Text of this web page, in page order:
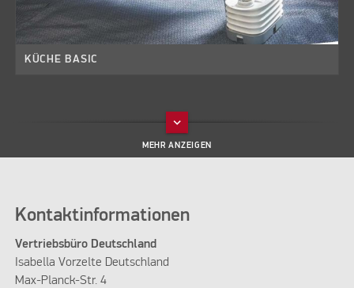
keyboard_arrow_down
KÜCHE BASIC
Kontaktinformationen
Vertriebsbüro Deutschland
Isabella Vorzelte Deutschland
Max-Planck-Str. 4